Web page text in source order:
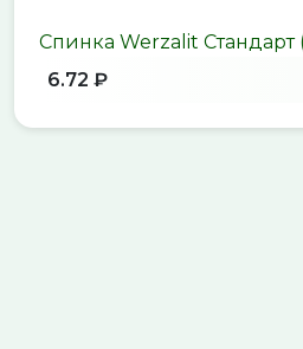
Спинка Werzalit Стандарт
6.72 ₽